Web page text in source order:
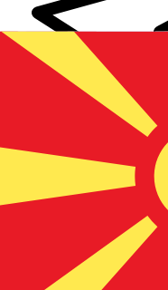
Transferencias de